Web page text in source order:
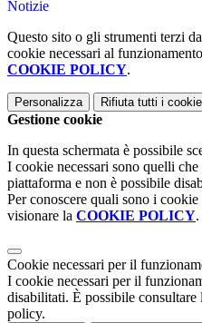
Notizie
Questo sito o gli strumenti terzi
cookie necessari al
COOKIE POLICY.
Personalizza Rifiuta tutti i
Gestione cookie
In questa schermata è possibile
I cookie necessari sono quelli
piattaforma e non è possibile
Per conoscere quali sono i
visionare la COOKIE POLICY.
Cookie necessari per il
I cookie necessari per il
disabilitati. È possibile
policy.